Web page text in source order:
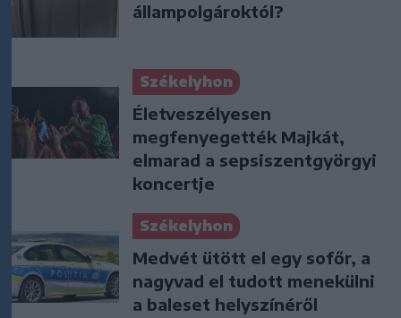
állampolgároktól?
Székelyhon
Életveszélyesen
megfenyegették Majkát,
elmarad a sepsiszentgyörgyi
koncertje
Székelyhon
Medvét ütött el egy sofőr, a
nagyvad el tudott menekülni
a baleset helyszínéről